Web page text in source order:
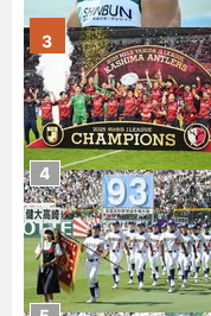
3
4